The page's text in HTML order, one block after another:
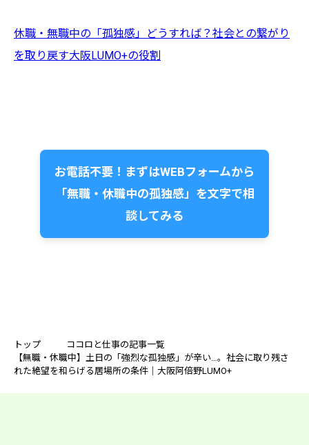
休職・無職中の「孤独感」どうすれば？社会との繋がり
を取り戻す大阪LUMO+の役割
お電話不要！まずはWEBフォームから
「無職・休職中の孤独感」を文字で相
談してみる
トップ
ココロと仕事の記事一覧
【無職・休職中】土日の「強烈な孤独感」が辛い…。社会に取り残さ
れた絶望を和らげる居場所の条件｜大阪阿倍野LUMO+